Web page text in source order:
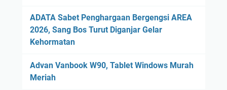
ADATA Sabet Penghargaan Bergengsi AREA
2026, Sang Bos Turut Diganjar Gelar
Kehormatan
Advan Vanbook W90, Tablet Windows Murah
Meriah